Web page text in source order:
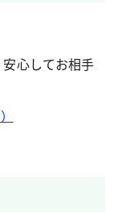
心してお相手